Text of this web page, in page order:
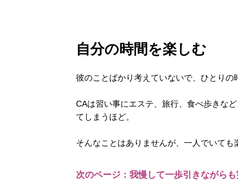
自分の時間を楽しむ
彼のことばかり考えていないで、ひとりの
CAは習い事にエステ、旅行、食べ歩きな
てしまうほど。
そんなことはありませんが、一人でいても
次のページ：我慢して一歩引きながら